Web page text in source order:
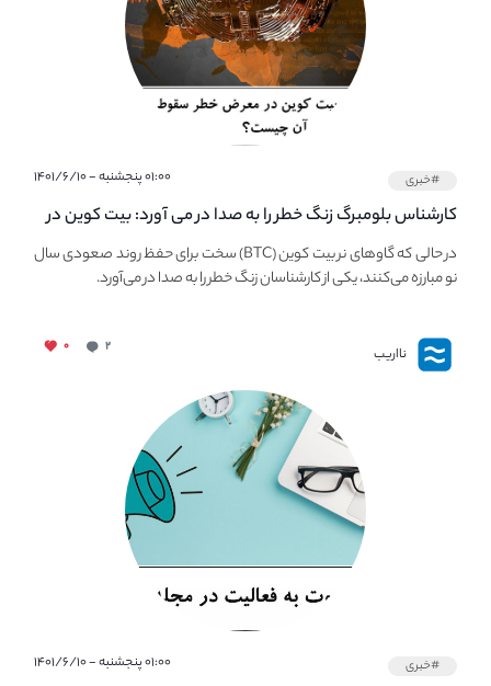
#خبری ۰۱:۰۰ پنجشنبه - ۱۴۰۱/۶/۱۰
کارشناس بلومبرگ زنگ خطر را به صدا در می آورد: بیت کوین در
معرض خطر سقوط بزرگ است - دلیل آن چیست؟در حالی که گاوهای نر بیت کوین (BTC) سخت برای حفظ روند صعودی سال
نو مبارزه می‌کنند، یکی از کارشناسان زنگ خطر را به صدا در می‌آورد.
نااریب ۲ ۰
#خبری ۰۱:۰۰ پنجشنبه - ۱۴۰۱/۶/۱۰